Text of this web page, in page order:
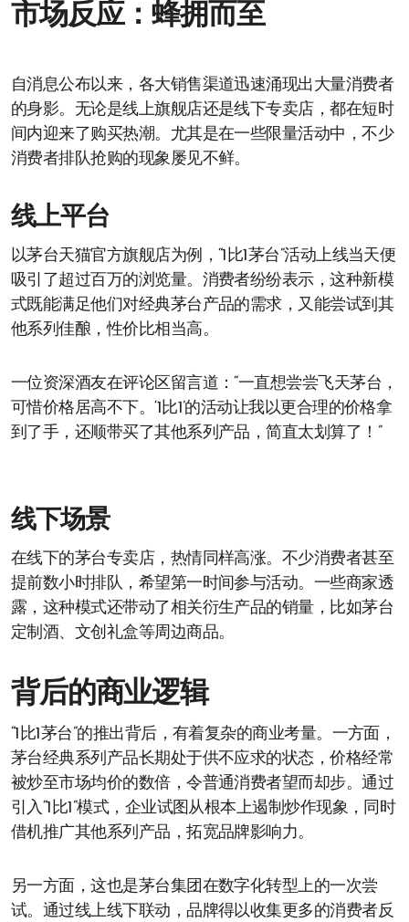
市场反应：蜂拥而至
自消息公布以来，各大销售渠道迅速涌现出大量消费者
的身影。无论是线上旗舰店还是线下专卖店，都在短时
间内迎来了购买热潮。尤其是在一些限量活动中，不少
消费者排队抢购的现象屡见不鲜。
线上平台
以茅台天猫官方旗舰店为例，“1比1茅台”活动上线当天便
吸引了超过百万的浏览量。消费者纷纷表示，这种新模
式既能满足他们对经典茅台产品的需求，又能尝试到其
他系列佳酿，性价比相当高。
一位资深酒友在评论区留言道：“一直想尝尝飞天茅台，
可惜价格居高不下。‘1比1’的活动让我以更合理的价格拿
到了手，还顺带买了其他系列产品，简直太划算了！”
线下场景
在线下的茅台专卖店，热情同样高涨。不少消费者甚至
提前数小时排队，希望第一时间参与活动。一些商家透
露，这种模式还带动了相关衍生产品的销量，比如茅台
定制酒、文创礼盒等周边商品。
背后的商业逻辑
“1比1茅台”的推出背后，有着复杂的商业考量。一方面，
茅台经典系列产品长期处于供不应求的状态，价格经常
被炒至市场均价的数倍，令普通消费者望而却步。通过
引入“1比1”模式，企业试图从根本上遏制炒作现象，同时
借机推广其他系列产品，拓宽品牌影响力。
另一方面，这也是茅台集团在数字化转型上的一次尝
试。通过线上线下联动，品牌得以收集更多的消费者反